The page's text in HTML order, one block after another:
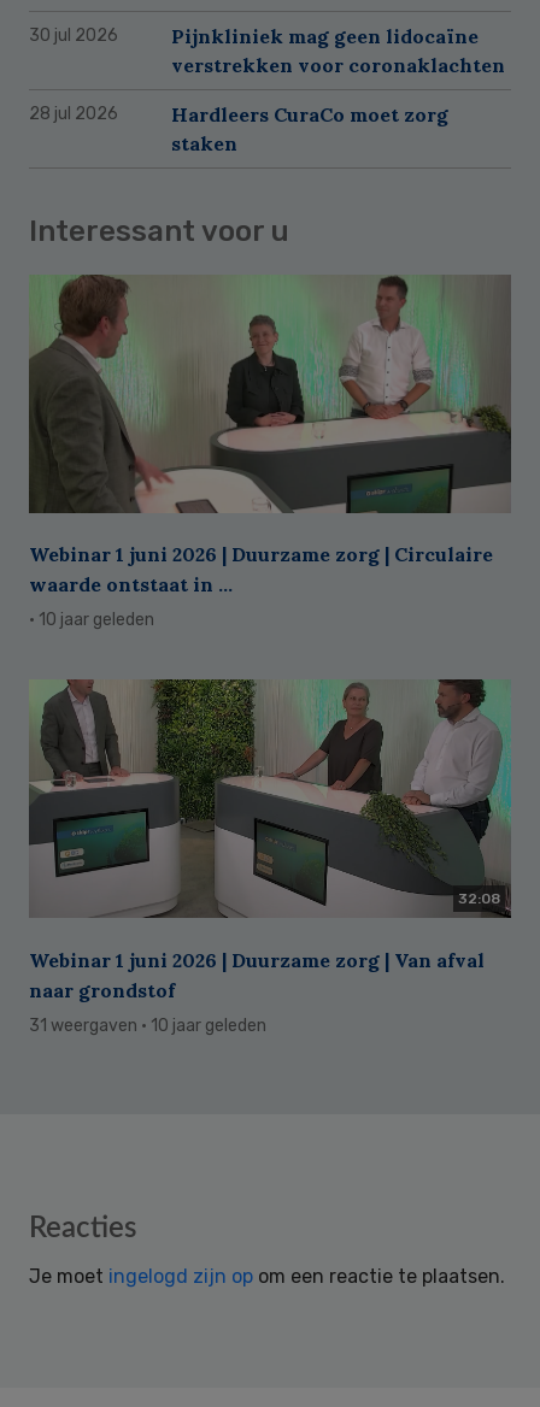
30 jul 2026
Pijnkliniek mag geen lidocaïne
verstrekken voor coronaklachten
28 jul 2026
Hardleers CuraCo moet zorg
staken
Interessant voor u
Webinar 1 juni 2026 | Duurzame zorg | Circulaire
waarde ontstaat in ...
· 10 jaar geleden
32:08
Webinar 1 juni 2026 | Duurzame zorg | Van afval
naar grondstof
31 weergaven · 10 jaar geleden
Reader
Reacties
Je moet ingelogd zijn op om een reactie te plaatsen.